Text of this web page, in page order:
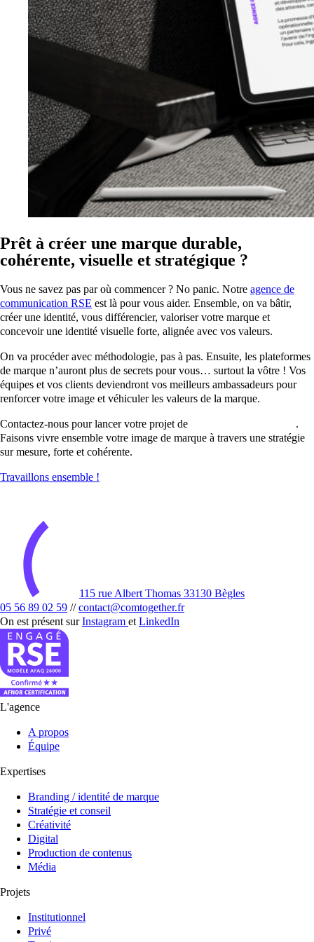
Prêt à créer une marque durable,
cohérente, visuelle et stratégique ?
Vous ne savez pas par où commencer ? No panic. Notre agence de
communication RSE est là pour vous aider. Ensemble, on va bâtir,
créer une identité, vous différencier, valoriser votre marque et
concevoir une identité visuelle forte, alignée avec vos valeurs.
On va procéder avec méthodologie, pas à pas. Ensuite, les plateformes
de marque n’auront plus de secrets pour vous… surtout la vôtre ! Vos
équipes et vos clients deviendront vos meilleurs ambassadeurs pour
renforcer votre image et véhiculer les valeurs de la marque.
Contactez-nous pour lancer votre projet de
.
Faisons vivre ensemble votre image de marque à travers une stratégie
sur mesure, forte et cohérente.
Travaillons ensemble !
115 rue Albert Thomas 33130 Bègles
05 56 89 02 59 // contact@comtogether.fr
On est présent surInstagram et LinkedIn
L'agence
A propos
Équipe
Expertises
Branding / identité de marque
Stratégie et conseil
Créativité
Digital
Production de contenus
Média
Projets
Institutionnel
Privé